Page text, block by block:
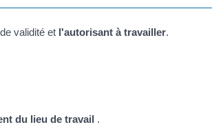
validité et l'autorisant à travailler.
du lieu de travail .